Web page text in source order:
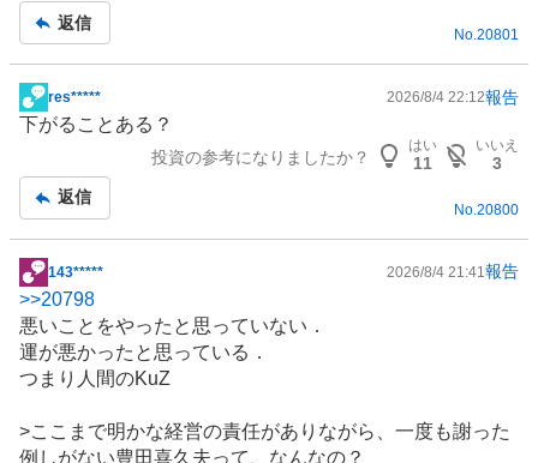
返信
No.20801
掲
示
事
res***** 2026/8/4 22:12報告
下がることある？
投資の参考になりましたか？
はい
11
いいえ
3
返信
No. 20800
掲
示
板
記
事
143***** 2026/8/4 21:41 報告
>>20798
悪いことをやったと思っていない．
運が悪かったと思っている．
つまり人間のKuZ
>ここまで明かな経営の責任がありながら、一度も謝った
例しがない豊田喜久夫って、なんなの？